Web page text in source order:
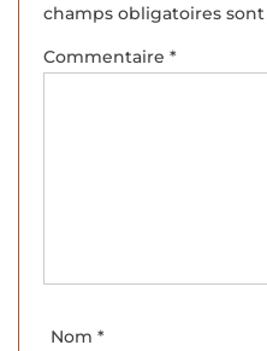
champs obligatoires
Commentaire *
Nom *